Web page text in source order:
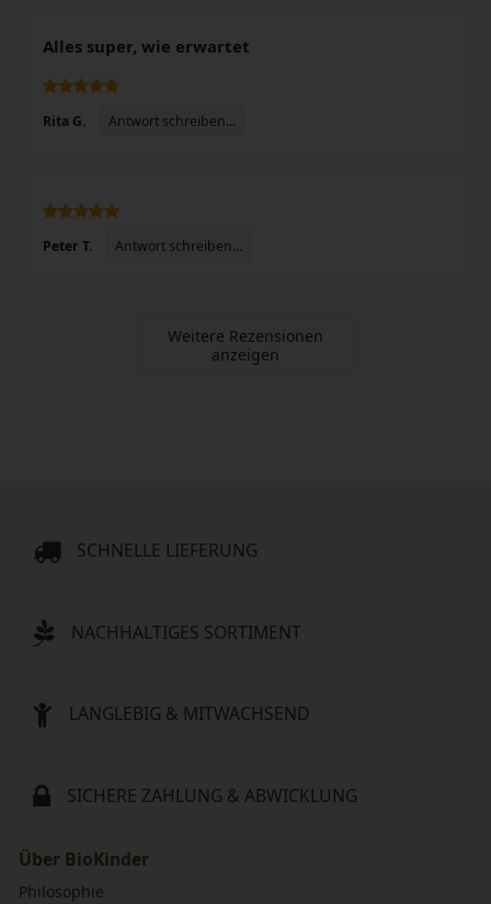
Alles super, wie erwartet
Rita G. Antwort schreiben...
Peter T. Antwort schreiben...
Weitere Rezensionen
anzeigen
SCHNELLE LIEFERUNG
NACHHALTIGES SORTIMENT
LANGLEBIG & MITWACHSEND
SICHERE ZAHLUNG & ABWICKLUNG
Über BioKinder
Philosophie